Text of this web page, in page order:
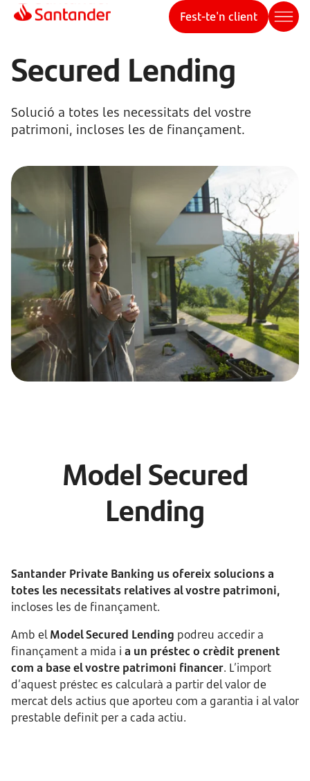
Fest-te'n client
Secured Lending
Solució a totes les necessitats del vostre
patrimoni, incloses les de finançament.
Model Secured
Lending
Santander Private Banking us ofereix solucions a
totes les necessitats relatives al vostre patrimoni,
incloses les de finançament.
Amb elModel Secured Lending podreu accedir a
finançament a mida i a un préstec o crèdit prenent
com a base el vostre patrimoni financer. L’import
d’aquest préstec es calcularà a partir del valor de
mercat dels actius que aporteu com a garantia i al valor
prestable definit per a cada actiu.